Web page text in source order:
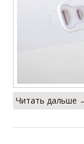
Читать дальше